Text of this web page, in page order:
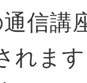
信講
れま